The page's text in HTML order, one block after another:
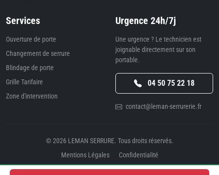
Services
Ouverture de porte
Changement de serrure
Blindage de porte
Grille Tarifaire
Zone d'intervention
Urgence 24h/7j
Une urgence ? Le technicien est
joignable directement sur son
portable.
04 50 75 22 18
contact@leman-serrurerie.fr
© 2026 LEMAN SERRURE. Tous droits réservés.
Mentions Légales
Confidentialité